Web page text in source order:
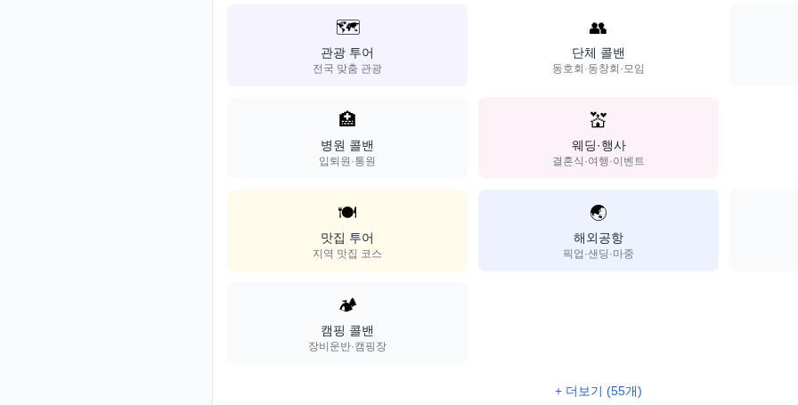
🗺️
관광 투어
전국 맞춤 관광
👥
단체 콜밴
동호회·동창회·모임
🏥
병원 콜밴
입퇴원·통원
💒
웨딩·행사
결혼식·여행·이벤트
🍽️
맛집 투어
지역 맛집 코스
🌏
해외공항
픽업·샌딩·마중
🏕️
캠핑 콜밴
장비운반·캠핑장
+ 더보기 (55개)